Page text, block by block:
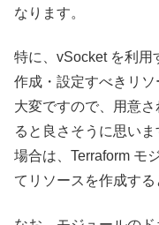
なります。
特に、vSocket を利用
作成・設定すべきリ
大変ですので、用意
ると良さそうに思い
場合は、Terraform モ
てリソースを作成する